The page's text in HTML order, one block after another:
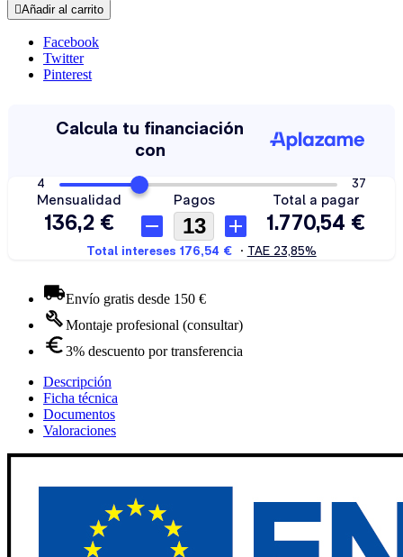
Añadir al carrito
Facebook
Twitter
Pinterest
Envío gratis desde 150 €
Montaje profesional (consultar)
3% descuento por transferencia
Descripción
Ficha técnica
Documentos
Valoraciones